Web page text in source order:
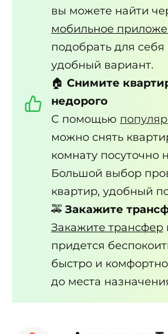
вы можете найти
мобильное
подобрать для
удобный вариант.
🏠 Снимите
недорого
С помощью
можно снять
комнату посуточно
Большой выбор
квартир, удобный
🚕 Закажите
Закажите трансфер
придется
быстро и
до места